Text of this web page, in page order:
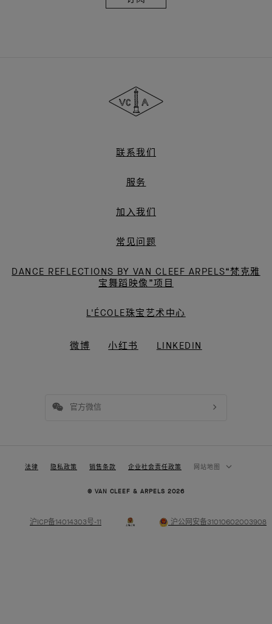
&
Arpels
梵
雅
宝
联系我们
服务
加入我们
常见问题
DANCE REFLECTIONS BY VAN CLEEF ARPELS“梵克雅
宝舞蹈映像”项目
L'ÉCOLE珠宝艺术中心
微博 小红书 LINKEDIN
官方微信
法律 隐私政策 销售条款 企业社会责任政策 网站地图
© VAN CLEEF & ARPELS 2026
沪ICP备14014303号-11 沪公网安备31010602003908